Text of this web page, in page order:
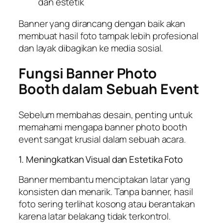
Banner yang dirancang dengan baik akan
membuat hasil foto tampak lebih profesional
dan layak dibagikan ke media sosial.
Fungsi Banner Photo
Booth dalam Sebuah Event
Sebelum membahas desain, penting untuk
memahami mengapa banner photo booth
event sangat krusial dalam sebuah acara.
1. Meningkatkan Visual dan Estetika Foto
Banner membantu menciptakan latar yang
konsisten dan menarik. Tanpa banner, hasil
foto sering terlihat kosong atau berantakan
karena latar belakang tidak terkontrol.